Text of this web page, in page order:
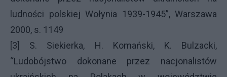
ludności polskiej Wołynia 1939-1945”, Warszawa
2000, s. 1149
[3] S. Siekierka, H. Komański, K. Bulzacki,
“Ludobójstwo dokonane przez nacjonalistów